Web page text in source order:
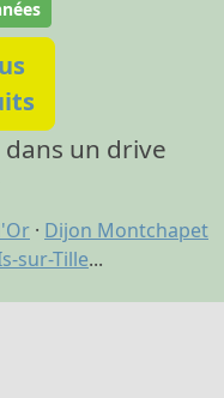
un drive
· Dijon Montchapet
sur-Tille...